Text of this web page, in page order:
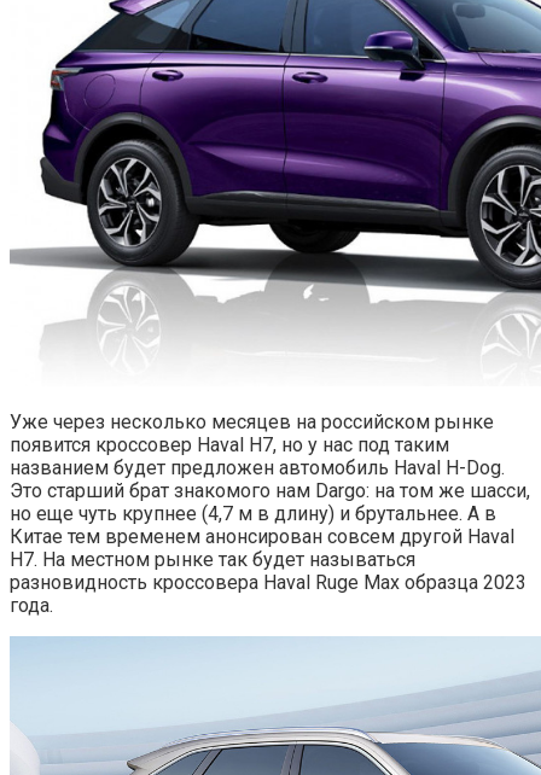
Уже через несколько месяцев на российском рынке
появится кроссовер Haval H7, но у нас под таким
названием будет предложен автомобиль Haval H-Dog.
Это старший брат знакомого нам Dargo: на том же шасси,
но еще чуть крупнее (4,7 м в длину) и брутальнее. А в
Китае тем временем анонсирован совсем другой Haval
H7. На местном рынке так будет называться
разновидность кроссовера Haval Ruge Max образца 2023
года.